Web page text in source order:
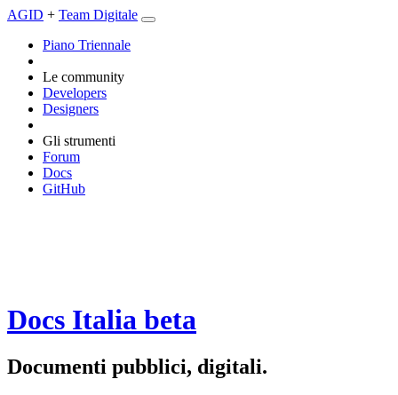
AGID + Team Digitale
Piano Triennale
Le community
Developers
Designers
Gli strumenti
Forum
Docs
GitHub
Docs Italia beta
Documenti pubblici, digitali.